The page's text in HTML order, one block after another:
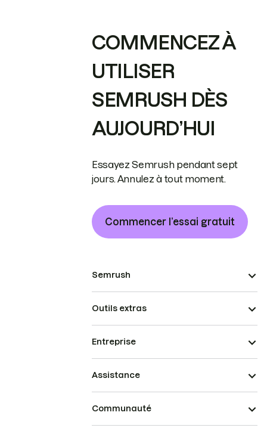
COMMENCEZ À
UTILISER
SEMRUSH DÈS
AUJOURD’HUI
Essayez Semrush pendant sept
jours. Annulez à tout moment.
Commencer l’essai gratuit
Semrush
Outils extras
Entreprise
Assistance
Communauté